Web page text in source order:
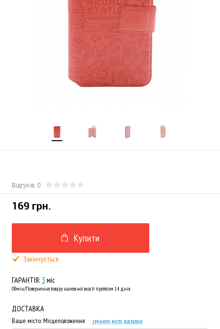
Відгуків: 0
169 грн.
Купити
Закінчується
ГАРАНТІЯ: 3 міс
Обмін/Повернення товару належної якості протягом 14 днів
ДОСТАВКА
Ваше місто:Місцеположення змінити місто доставки